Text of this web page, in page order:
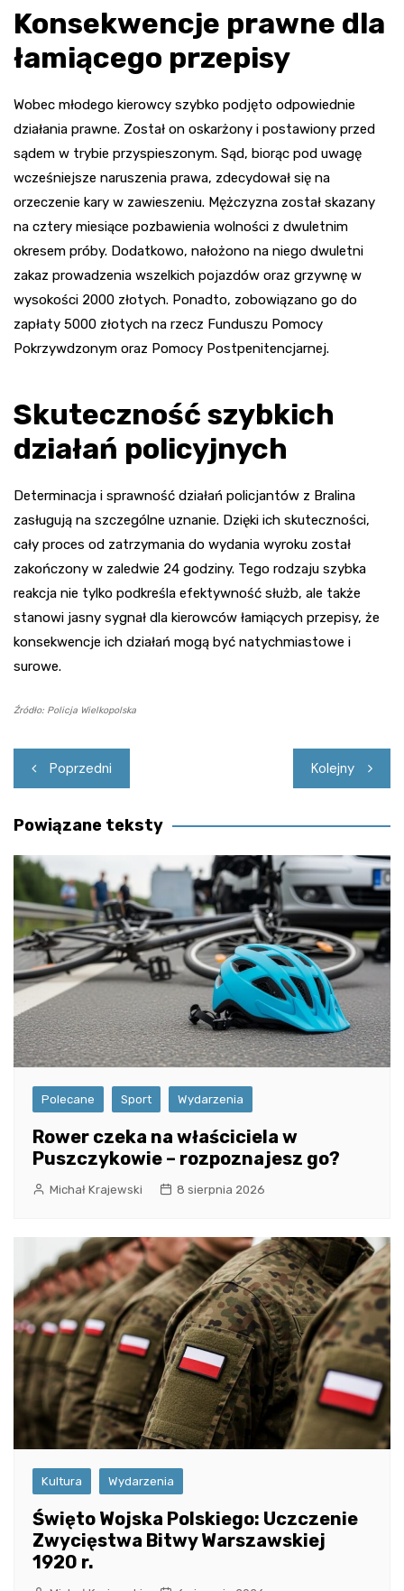
Konsekwencje prawne dla
łamiącego przepisy
Wobec młodego kierowcy szybko podjęto odpowiednie
działania prawne. Został on oskarżony i postawiony przed
sądem w trybie przyspieszonym. Sąd, biorąc pod uwagę
wcześniejsze naruszenia prawa, zdecydował się na
orzeczenie kary w zawieszeniu. Mężczyzna został skazany
na cztery miesiące pozbawienia wolności z dwuletnim
okresem próby. Dodatkowo, nałożono na niego dwuletni
zakaz prowadzenia wszelkich pojazdów oraz grzywnę w
wysokości 2000 złotych. Ponadto, zobowiązano go do
zapłaty 5000 złotych na rzecz Funduszu Pomocy
Pokrzywdzonym oraz Pomocy Postpenitencjarnej.
Skuteczność szybkich
działań policyjnych
Determinacja i sprawność działań policjantów z Bralina
zasługują na szczególne uznanie. Dzięki ich skuteczności,
cały proces od zatrzymania do wydania wyroku został
zakończony w zaledwie 24 godziny. Tego rodzaju szybka
reakcja nie tylko podkreśla efektywność służb, ale także
stanowi jasny sygnał dla kierowców łamiących przepisy, że
konsekwencje ich działań mogą być natychmiastowe i
surowe.
Źródło: Policja Wielkopolska
Nawigacja
wpisu
Poprzedni Kolejny
Powiązane teksty
Polecane Sport Wydarzenia
Rower czeka na właściciela w
Puszczykowie – rozpoznajesz go?
Michał Krajewski 8 sierpnia 2026
Kultura Wydarzenia
Święto Wojska Polskiego: Uczczenie
Zwycięstwa Bitwy Warszawskiej
1920 r.